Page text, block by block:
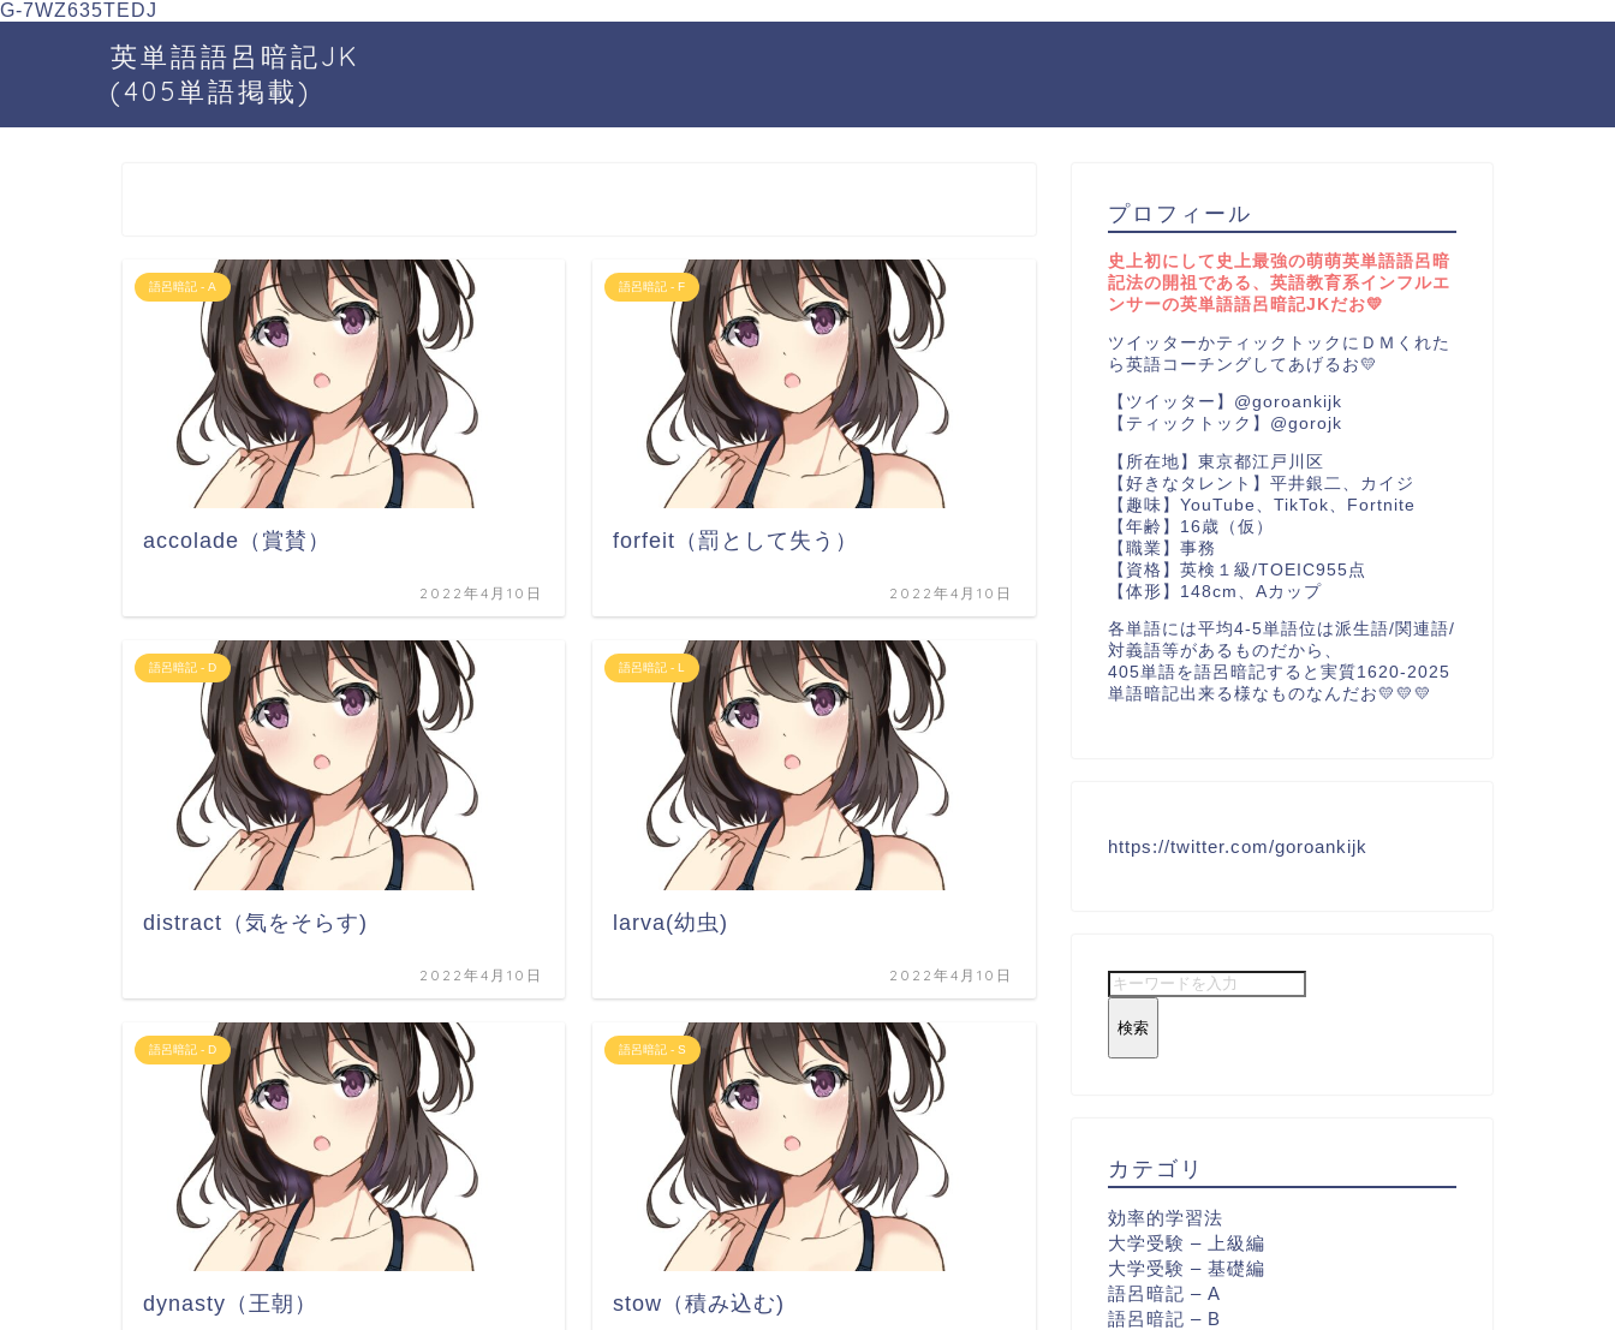
G-7WZ635TEDJ
英単語語呂暗記JK
(405単語掲載)
語呂暗記 - A
accolade（賞賛）
2022年4月10日
語呂暗記 - F
forfeit（罰として失う）
2022年4月10日
語呂暗記 - D
distract（気をそらす)
2022年4月10日
語呂暗記 - L
larva(幼虫)
2022年4月10日
語呂暗記 - D
dynasty（王朝）
語呂暗記 - S
stow（積み込む)
プロフィール
史上初にして史上最強の萌萌英単語語呂暗
記法の開祖である、英語教育系インフルエ
ンサーの英単語語呂暗記JKだお💛
ツイッターかティックトックにＤＭくれた
ら英語コーチングしてあげるお💛
【ツイッター】@goroankijk
【ティックトック】@gorojk
【所在地】東京都江戸川区
【好きなタレント】平井銀二、カイジ
【趣味】YouTube、TikTok、Fortnite
【年齢】16歳（仮）
【職業】事務
【資格】英検１級/TOEIC955点
【体形】148cm、Aカップ
各単語には平均4-5単語位は派生語/関連語/
対義語等があるものだから、
405単語を語呂暗記すると実質1620-2025
単語暗記出来る様なものなんだお💛💛💛
https://twitter.com/goroankijk
検索
カテゴリ
効率的学習法
大学受験 – 上級編
大学受験 – 基礎編
語呂暗記 – A
語呂暗記 – B